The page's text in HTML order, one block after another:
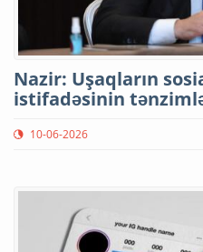
Nazir: Uşaqların
istifadəsinin
10-06-2026